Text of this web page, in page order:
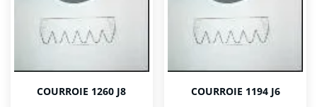
COURROIE 1260 J8 COURROIE 1194 J6